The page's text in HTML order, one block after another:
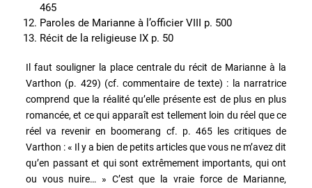
465
Paroles de Marianne à l’officier VIII p. 500
Récit de la religieuse IX p. 50
Il faut souligner la place centrale du récit de Marianne à la
Varthon (p. 429) (cf. commentaire de texte) : la narratrice
comprend que la réalité qu’elle présente est de plus en plus
romancée, et ce qui apparaît est tellement loin du réel que ce
réel va revenir en boomerang cf. p. 465 les critiques de
Varthon : « Il y a bien de petits articles que vous ne m’avez dit
qu’en passant et qui sont extrêmement importants, qui ont
ou vous nuire… » C’est que la vraie force de Marianne,